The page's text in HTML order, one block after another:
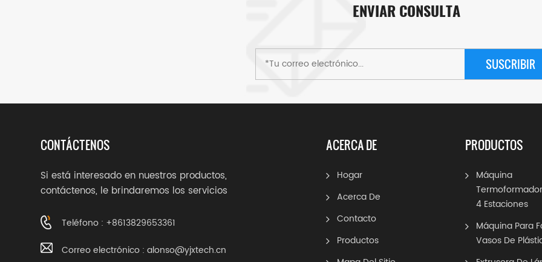
ENVIAR CONSULTA
SUSCRIBIR
CONTÁCTENOS
Si está interesado en nuestros productos,
contáctenos, le brindaremos los servicios
Teléfono : +8613829653361
Correo electrónico :alonso@yjxtech.cn
ACERCA DE
Hogar
Acerca De
Contacto
Productos
PRODUCTOS
Máquina
4 Estaciones
Máquina Para
Vasos De